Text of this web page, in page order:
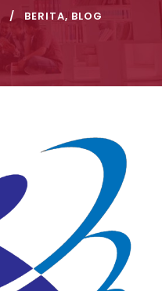
BERITA, BLOG